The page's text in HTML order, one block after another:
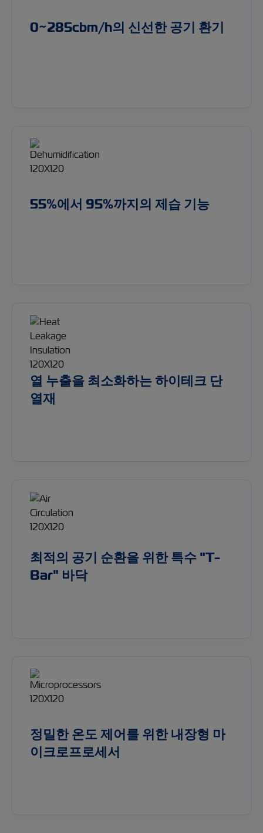
0~285cbm/h의 신선한 공기 환기
55%에서 95%까지의 제습 기능
열 누출을 최소화하는 하이테크 단
열재
최적의 공기 순환을 위한 특수 "T-
Bar" 바닥
정밀한 온도 제어를 위한 내장형 마
이크로프로세서